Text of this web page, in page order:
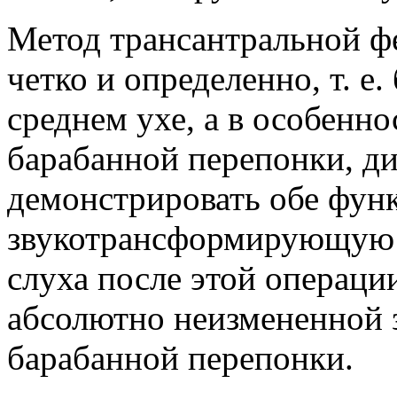
Метод трансантральной
четко и определенно, т.
среднем ухе, а в
барабанной перепонки,
демонстрировать обе
слуха после этой
абсолютно
барабанной перепонки.